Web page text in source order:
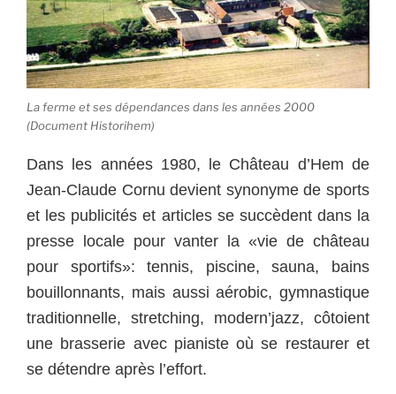
La ferme et ses dépendances dans les années 2000
(Document Historihem)
Dans les années 1980, le Château d’Hem de
Jean-Claude Cornu devient synonyme de sports
et les publicités et articles se succèdent dans la
presse locale pour vanter la «vie de château
pour sportifs»: tennis, piscine, sauna, bains
bouillonnants, mais aussi aérobic, gymnastique
traditionnelle, stretching, modern’jazz, côtoient
une brasserie avec pianiste où se restaurer et
se détendre après l’effort.